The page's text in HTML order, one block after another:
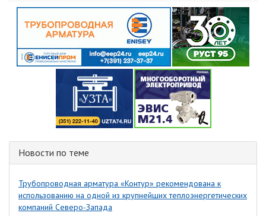
Новости по теме
Трубопроводная арматура «Контур» рекомендована к
использованию на одной из крупнейших теплоэнергетических
компаний Северо-Запада